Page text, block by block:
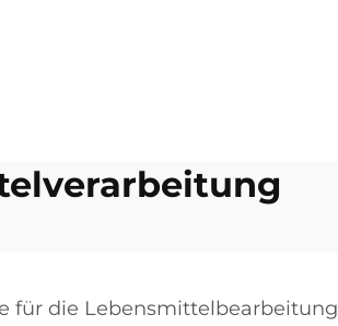
für die Lebensmittelbearbeitung